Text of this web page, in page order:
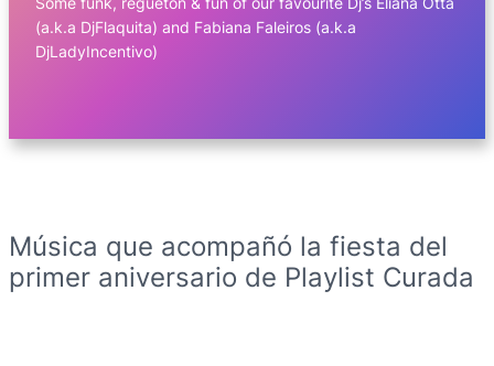
(a.k.a DjFlaquita) and Fabiana Faleiros (a.k.a
DjLadyIncentivo)
Música que acompañó la fiesta del
primer aniversario de Playlist Curada